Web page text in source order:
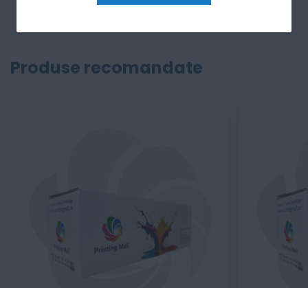
Produse recomandate